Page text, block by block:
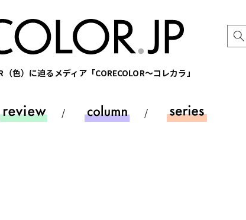
色）に迫るメディア「CORECOLOR〜コレカラ」